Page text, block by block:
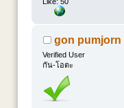
gon pumjorn
Verified User
กัน-โอตะ